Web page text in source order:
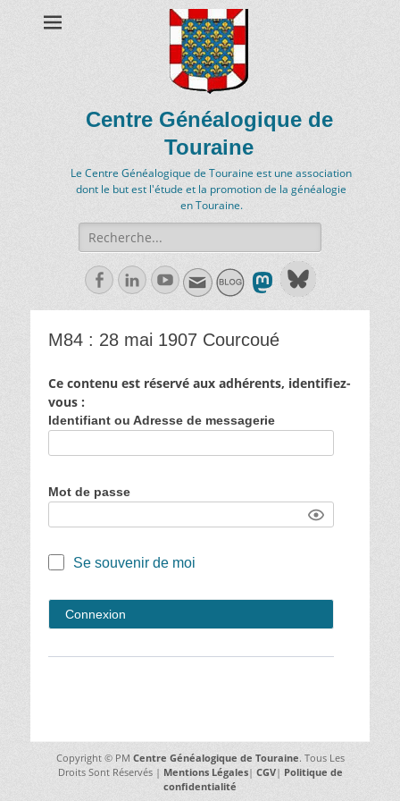
Centre Généalogique de
Touraine
Le Centre Généalogique de Touraine est une association
dont le but est l'étude et la promotion de la généalogie
en Touraine.
Recherche
de:
FacebookLinkedln
Youtube
M84 : 28 mai 1907 Courcoué
Ce contenu est réservé aux adhérents, identifiez-
vous :
Identifiant ou Adresse de messagerie
Mot de passe
Se souvenir de moi
Copyright © PM Centre Généalogique de Touraine. Tous Les
Droits Sont Réservés | Mentions Légales| CGV| Politique de
confidentialité